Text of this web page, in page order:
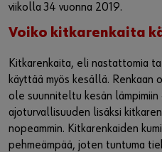
viikolla 34 vuonna 2019.
Voiko kitkarenkaita
Kitkarenkaita, eli nastattomia
käyttää myös kesällä. Renkaan
ole suunniteltu kesän lämpimiin
ajoturvallisuuden lisäksi
nopeammin. Kitkarenkaiden
pehmeämpää, joten tuntuma